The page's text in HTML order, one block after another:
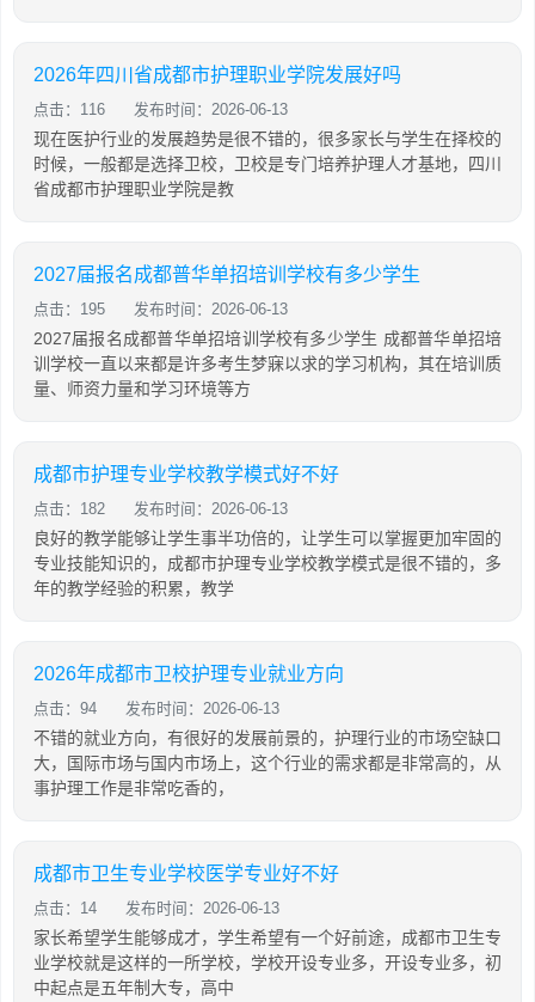
2026年四川省成都市护理职业学院发展好吗
点击：116 发布时间：2026-06-13
现在医护行业的发展趋势是很不错的，很多家长与学生在择校的
时候，一般都是选择卫校，卫校是专门培养护理人才基地，四川
省成都市护理职业学院是教
2027届报名成都普华单招培训学校有多少学生
点击：195 发布时间：2026-06-13
2027届报名成都普华单招培训学校有多少学生 成都普华单招培
训学校一直以来都是许多考生梦寐以求的学习机构，其在培训质
量、师资力量和学习环境等方
成都市护理专业学校教学模式好不好
点击：182 发布时间：2026-06-13
良好的教学能够让学生事半功倍的，让学生可以掌握更加牢固的
专业技能知识的，成都市护理专业学校教学模式是很不错的，多
年的教学经验的积累，教学
2026年成都市卫校护理专业就业方向
点击：94 发布时间：2026-06-13
不错的就业方向，有很好的发展前景的，护理行业的市场空缺口
大，国际市场与国内市场上，这个行业的需求都是非常高的，从
事护理工作是非常吃香的，
成都市卫生专业学校医学专业好不好
点击：14 发布时间：2026-06-13
家长希望学生能够成才，学生希望有一个好前途，成都市卫生专
业学校就是这样的一所学校，学校开设专业多，开设专业多，初
中起点是五年制大专，高中